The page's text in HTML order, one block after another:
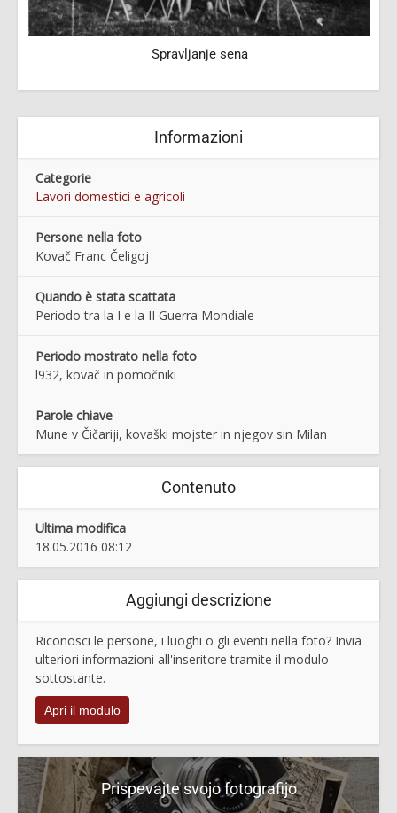
Spravljanje sena
Informazioni
Categorie
Lavori domestici e agricoli
Persone nella foto
Kovač Franc Čeligoj
Quando è stata scattata
Periodo tra la I e la II Guerra Mondiale
Periodo mostrato nella foto
l932, kovač in pomočniki
Parole chiave
Mune v Čičariji, kovaški mojster in njegov sin Milan
Contenuto
Ultima modifica
18.05.2016 08:12
Aggiungi descrizione
Riconosci le persone, i luoghi o gli eventi nella foto? Invia
ulteriori informazioni all'inseritore tramite il modulo
sottostante.
Apri il modulo
Prispevajte svojo fotografijo